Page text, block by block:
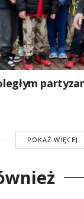
POKAŻ WIĘCEJ